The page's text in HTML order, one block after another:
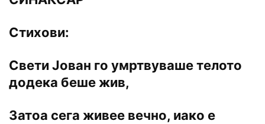
Стихови:
Свети Јован го умртвуваше телото
додека беше жив,
Затоа сега живее вечно, иако е